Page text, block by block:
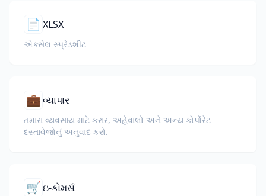
📄 XLSX
એક્સેલ સ્પ્રેડશીટ
💼વ્યાપાર
તમારા વ્યવસાય માટે કરાર, અહેવાલો અને અન્ય કોર્પોરેટ
દસ્તાવેજોનું અનુવાદ કરો.
🛒ઇ-કોમર્સ